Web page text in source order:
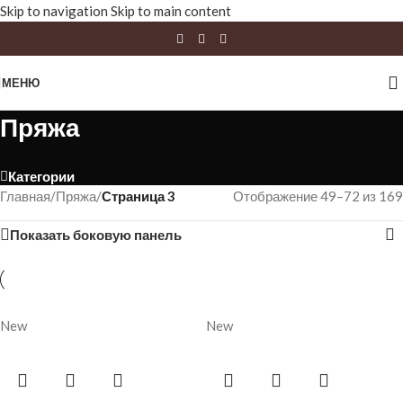
Skip to navigation Skip to main content
МЕНЮ
Пряжа
Категории
Главная/Пряжа/Страница 3 Отображение 49–72 из 169
Показать боковую панель
New New